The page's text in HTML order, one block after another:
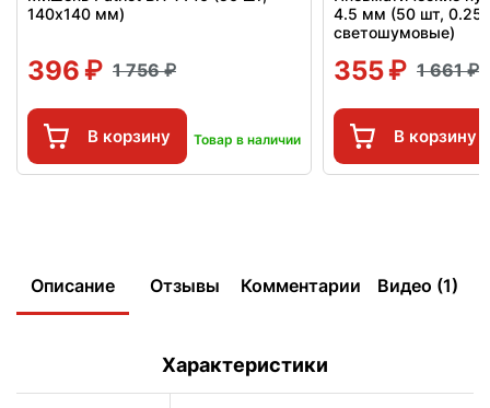
140x140 мм)
396 1 756
В корзину Товар в наличии
4.5 мм (50 шт, 0.25
светошумовые)
355 1 661
В корзину
Описание Отзывы Комментарии Видео (1)
Характеристики